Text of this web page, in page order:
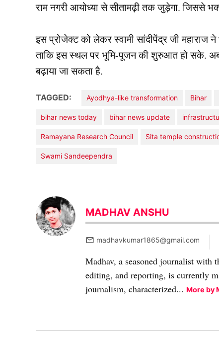
राम नगरी आयोध्या से सीतामढ़ी तक जुड़ेगा. जिससे
इस प्रोजेक्ट को लेकर स्वामी सांदीपेंद्र जी महाराज
ताकि इस स्थल पर भूमि-पूजन की शुरुआत हो सके.
बढ़ाया जा सकता है.
TAGGED: Ayodhya-like transformation Bihar
bihar news today bihar news update
Ramayana Research Council Sita temple
Swami Sandeependra
MADHAV ANSHU
madhavkumar1865@gmail.com
Madhav, a seasoned journalist with
editing, and reporting, is currently
journalism, characterized... More by